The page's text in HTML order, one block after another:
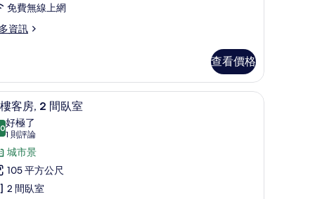
免費無線上網
資訊
查看價格
晶電視、有線頻道、電視 頂樓客房, 2 間臥室 | 起居區 | 32-吋 LCD 液晶
12客房, 2 間臥室
分，滿分 10 分
好極了
1 則評論
(1
則
評
論)
城市景
105 平方公尺
2 間臥室